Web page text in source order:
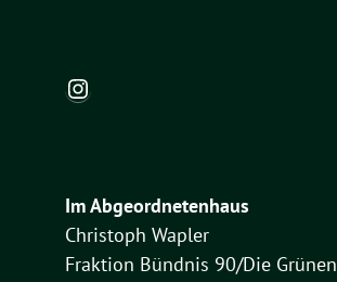
Instagram
Im Abgeordnetenhaus
Christoph Wapler
Fraktion Bündnis 90/Die Grünen